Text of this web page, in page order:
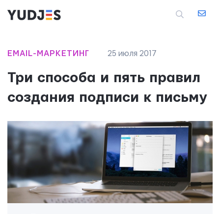
EMAIL-МАРКЕТИНГ 25 июля 2017
Три способа и пять правил
создания подписи к письму